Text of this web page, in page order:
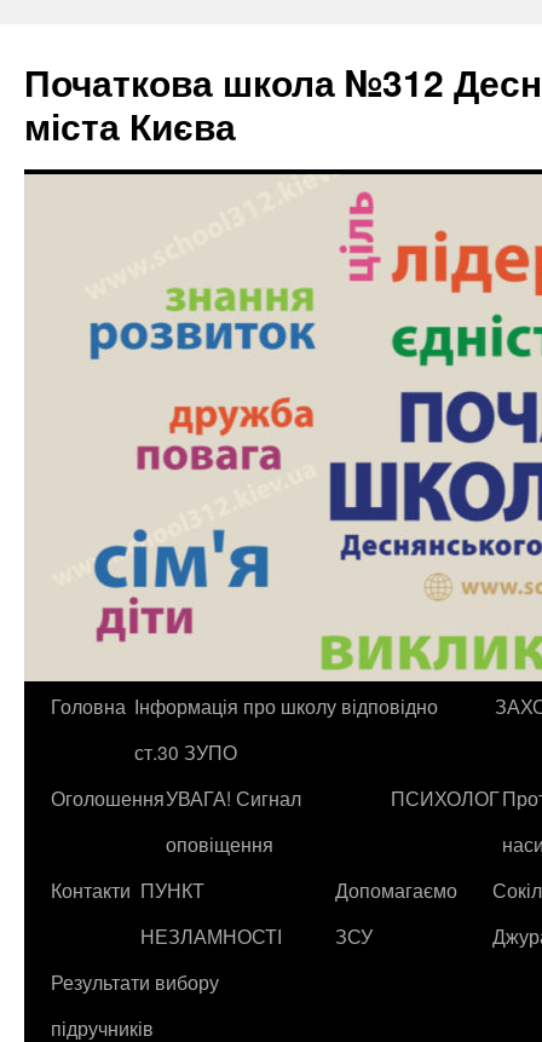
Початкова школа №312
міста Києва
Головна Інформація про школу відповідно
ст.30 ЗУПО
ОголошенняУВАГА! Сигнал
оповіщення
ПСИХОЛОГ
Контакти ПУНКТ
НЕЗЛАМНОСТІ
Допомагаємо
ЗСУ
Сокіл
Результати вибору
підручників